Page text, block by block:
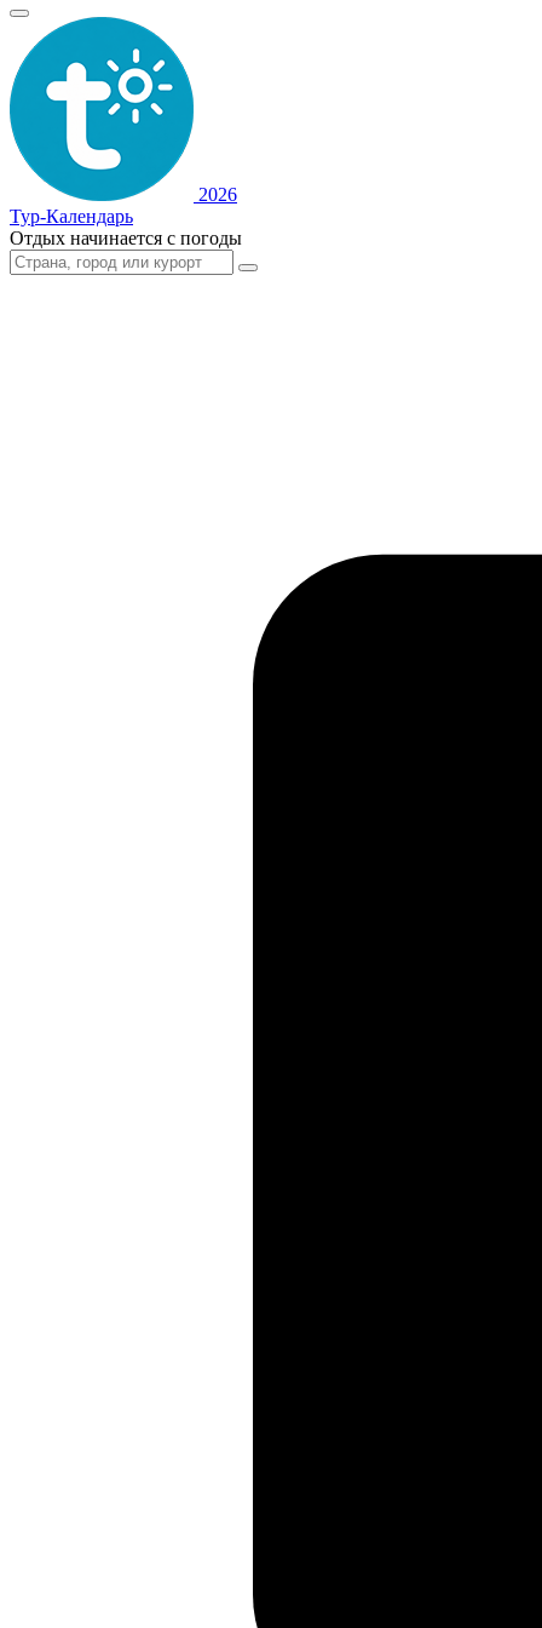
2026
Тур-Календарь
Отдых начинается с погоды